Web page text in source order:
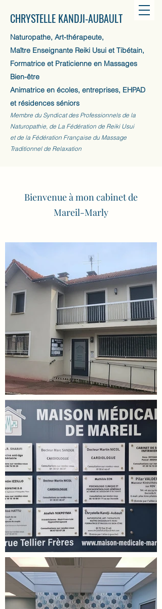
CHRYSTELLE KANDJI-AUBAULT
Naturopathe, Art-thérapeute,
Maître Enseignante Reiki Usui et Tibétain,
Formatrice et Praticienne en Massages
Bien-être
Animatrice en écoles, entreprises, EHPAD
et résidences séniors
Membre du Syndicat des Professionnels de la
Naturopathie, de La Fédération de Reiki Usui
et de la Fédération Française du Massage
Traditionnel de Relaxation
Bienvenue à mon cabinet de
Mareil-Marly